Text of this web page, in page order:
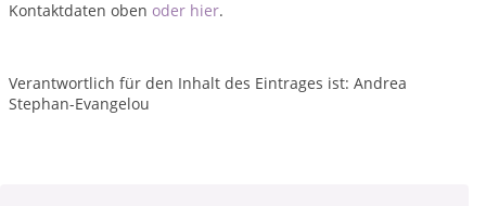
Kontaktdaten oben oder hier.
Verantwortlich für den Inhalt des Eintrages ist: Andrea
Stephan-Evangelou